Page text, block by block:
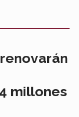
millones